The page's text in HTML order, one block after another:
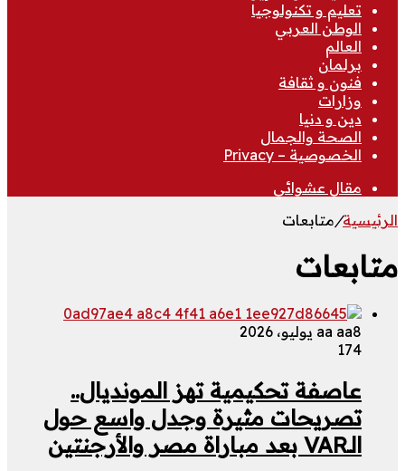
تعليم و تكنولوجيا
الوطن العربي
العالم
برلمان
فنون و ثقافة
وزارات
دين و دنيا
الصحة والجمال
الخصوصية – Privacy
مقال عشوائي
الرئيسية/متابعات
متابعات
aa aa8 يوليو، 2026
174
عاصفة تحكيمية تهز المونديال..
تصريحات مثيرة وجدل واسع حول
الـVAR بعد مباراة مصر والأرجنتين